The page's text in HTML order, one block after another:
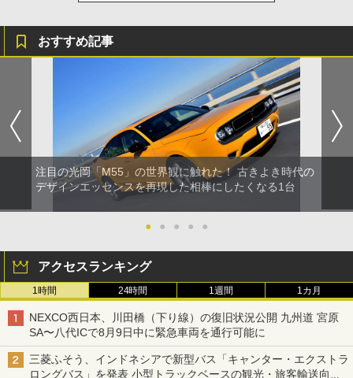
おすすめ記事
注目の光岡「M55」の世界観に触れた！ 古きよき時代の
デザインエッセンスを再現した相棒にしたくなる1台
● ● ● ● ●
アクセスランキング
1時間 24時間 1週間 1カ月
NEXCO西日本、川田橋（下り線）の復旧状況公開 九州道 宮原
SA〜八代ICで8月9日中に緊急車両を通行可能に
三菱ふそう、インドネシアで新型バス「キャンター・エクストラ
ロングバス」を発表 小型トラックベースの観光・旅客輸送向け